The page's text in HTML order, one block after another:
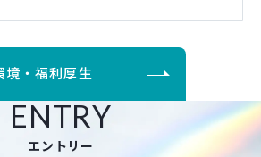
境・福利厚生
ENTRY
エントリー